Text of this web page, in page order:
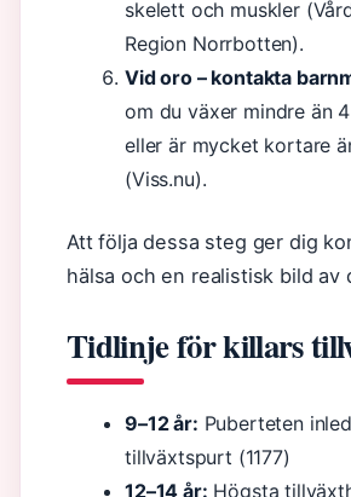
skelett och muskler
Region Norrbotten).
Vid oro – kontakta
om du växer mindre än
eller är mycket kortare
(Viss.nu).
Att följa dessa steg ger dig
hälsa och en realistisk bild av
Tidlinje för killars
9–12 år: Puberteten
tillväxtspurt (1177)
12–14 år: Högsta